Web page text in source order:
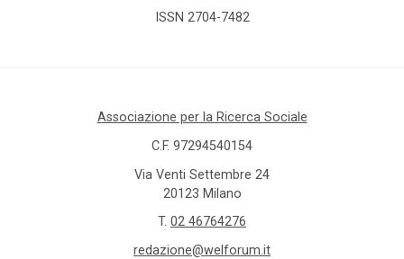
ISSN 2704-7482
Associazione per la Ricerca Sociale
C.F. 97294540154
Via Venti Settembre 24
20123 Milano
T. 02 46764276
redazione@welforum.it